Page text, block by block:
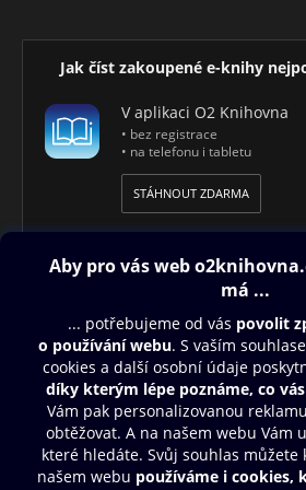
Jak číst zakoupené e-knihy
V aplikaci O2 Knihovna
• bez registrace
• na telefonu i tabletu
STÁHNOUT ZDARMA
Obsah ke stažení
Moje O2 Knihovna
Další zábava